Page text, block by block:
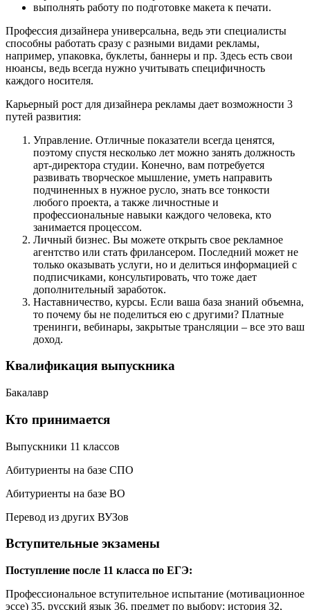
выполнять работу по подготовке макета к печати.
Профессия дизайнера универсальна, ведь эти специалисты
способны работать сразу с разными видами рекламы,
например, упаковка, буклеты, баннеры и пр. Здесь есть свои
нюансы, ведь всегда нужно учитывать специфичность
каждого носителя.
Карьерный рост для дизайнера рекламы дает возможности 3
путей развития:
Управление. Отличные показатели всегда ценятся,
поэтому спустя несколько лет можно занять должность
арт-директора студии. Конечно, вам потребуется
развивать творческое мышление, уметь направить
подчиненных в нужное русло, знать все тонкости
любого проекта, а также личностные и
профессиональные навыки каждого человека, кто
занимается процессом.
Личный бизнес. Вы можете открыть свое рекламное
агентство или стать фрилансером. Последний может не
только оказывать услуги, но и делиться информацией с
подписчиками, консультировать, что тоже дает
дополнительный заработок.
Наставничество, курсы. Если ваша база знаний объемна,
то почему бы не поделиться ею с другими? Платные
тренинги, вебинары, закрытые трансляции – все это ваш
доход.
Квалификация выпускника
Бакалавр
Кто принимается
Выпускники 11 классов
Абитуриенты на базе СПО
Абитуриенты на базе ВО
Перевод из других ВУЗов
Вступительные экзамены
Поступление после 11 класса по ЕГЭ:
Профессиональное вступительное испытание (мотивационное
эссе) 35, русский язык 36, предмет по выбору: история 32,